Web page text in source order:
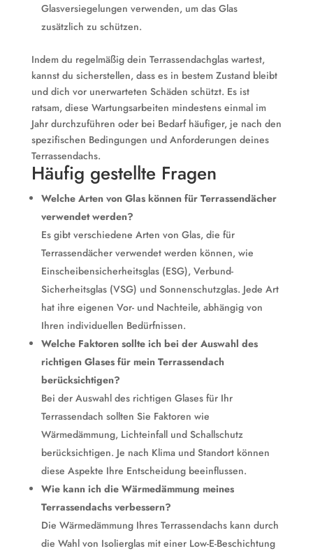
Glasversiegelungen verwenden, um das Glas
zusätzlich zu schützen.
Indem du regelmäßig dein Terrassendachglas wartest,
kannst du sicherstellen, dass es in bestem Zustand bleibt
und dich vor unerwarteten Schäden schützt. Es ist
ratsam, diese Wartungsarbeiten mindestens einmal im
Jahr durchzuführen oder bei Bedarf häufiger, je nach den
spezifischen Bedingungen und Anforderungen deines
Terrassendachs.
Häufig gestellte Fragen
Welche Arten von Glas können für Terrassendächer
verwendet werden?
Es gibt verschiedene Arten von Glas, die für
Terrassendächer verwendet werden können, wie
Einscheibensicherheitsglas (ESG), Verbund-
Sicherheitsglas (VSG) und Sonnenschutzglas. Jede Art
hat ihre eigenen Vor- und Nachteile, abhängig von
Ihren individuellen Bedürfnissen.
Welche Faktoren sollte ich bei der Auswahl des
richtigen Glases für mein Terrassendach
berücksichtigen?
Bei der Auswahl des richtigen Glases für Ihr
Terrassendach sollten Sie Faktoren wie
Wärmedämmung, Lichteinfall und Schallschutz
berücksichtigen. Je nach Klima und Standort können
diese Aspekte Ihre Entscheidung beeinflussen.
Wie kann ich die Wärmedämmung meines
Terrassendachs verbessern?
Die Wärmedämmung Ihres Terrassendachs kann durch
die Wahl von Isolierglas mit einer Low-E-Beschichtung